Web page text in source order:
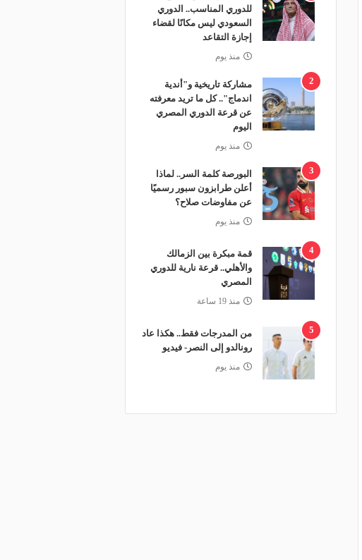
للدوري المناسب.. الدوري
السعودي ليس مكانًا لقضاء
إجازة التقاعد
منذ يوم
2
مشاركة تاريخية و"أندية
اندماج".. كل ما تريد معرفته
عن قرعة الدوري المصري
اليوم
منذ يوم
3
البورصة كلمة السر.. لماذا
أعلن طرابزون سبور رسميًا
عن مفاوضات صلاح؟
منذ يوم
4
قمة مبكرة بين الزمالك
والأهلي.. قرعة نارية للدوري
المصري
منذ 19 ساعة
5
من المدرجات فقط.. هكذا عاد
رونالدو إلى النصر- فيديو
منذ يوم